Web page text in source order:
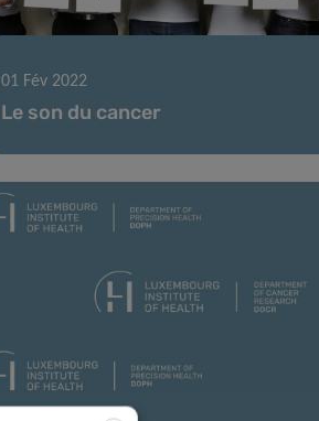
01 Fév 2022
Le son du cancer